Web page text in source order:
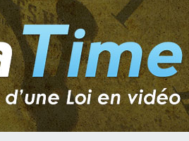
sur WhatsApp
sur WhatsApp
sur WhatsApp